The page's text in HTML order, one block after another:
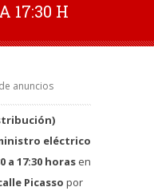
17:30 H
anuncios
eléctrico
a 17:30 horas en
Picasso por